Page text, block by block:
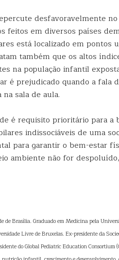
desfavoravelmente
feitos em diversos países
está localizado em pontos
também que os altos
na população infantil
é prejudicado quando a fala
sala de aula.
é requisito prioritário para a
indissociáveis de uma
para garantir o bem-estar
ambiente não for
de Brasília. Graduado em Medicina pela
Livre de Bruxelas. Ex-presidente da
do Global Pediatric Education Consortium